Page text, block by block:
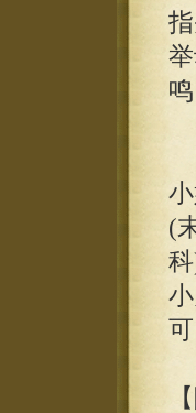
鸣
(
(